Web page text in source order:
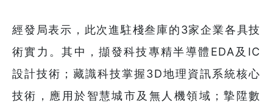
經發局表示，此次進駐棧叁庫的3家企業各具技
術實力。其中，擷發科技專精半導體EDA及IC
設計技術；藏識科技掌握3D地理資訊系統核心
技術，應用於智慧城市及無人機領域；摯陞數